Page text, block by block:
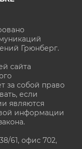
Грюнберг.
сайта
за собой право
если
являются
информации
61, офис 702,